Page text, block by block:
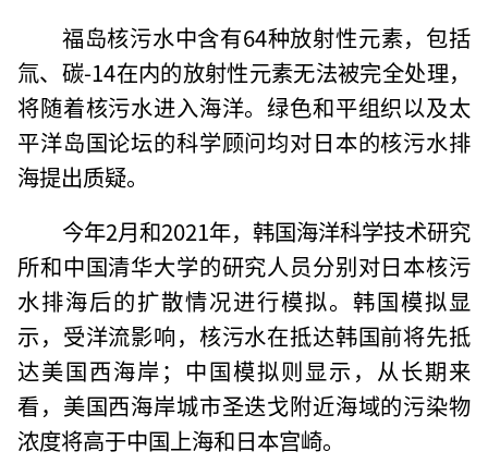
福岛核污水中含有64种放射性元素，包括
氚、碳-14在内的放射性元素无法被完全处理，
将随着核污水进入海洋。绿色和平组织以及太
平洋岛国论坛的科学顾问均对日本的核污水排
海提出质疑。
今年2月和2021年，韩国海洋科学技术研究
所和中国清华大学的研究人员分别对日本核污
水排海后的扩散情况进行模拟。韩国模拟显
示，受洋流影响，核污水在抵达韩国前将先抵
达美国西海岸；中国模拟则显示，从长期来
看，美国西海岸城市圣迭戈附近海域的污染物
浓度将高于中国上海和日本宫崎。